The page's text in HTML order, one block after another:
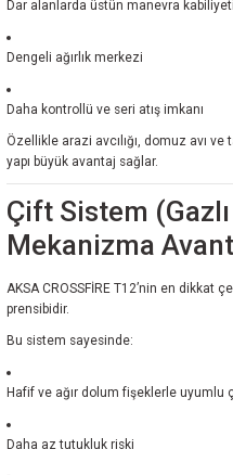
Dar alanlarda üstün manevra kabiliyeti
Dengeli ağırlık merkezi
Daha kontrollü ve seri atış imkanı
Özellikle arazi avcılığı, domuz avı
yapı büyük avantaj sağlar.
Çift Sistem
Mekanizma
AKSA CROSSFİRE T12’nin en dikkat
prensibidir.
Bu sistem sayesinde:
Hafif ve ağır dolum fişeklerle uyumlu
Daha az tutukluk riski